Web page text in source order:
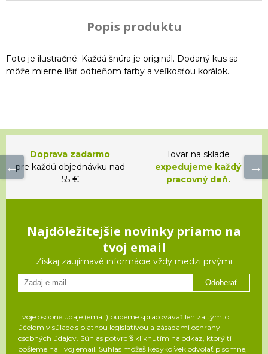
Popis produktu
Foto je ilustračné. Každá šnúra je originál. Dodaný kus sa
môže mierne líšiť odtieňom farby a veľkosťou korálok.
Doprava zadarmo
pre každú objednávku nad
55 €
Tovar na sklade
expedujeme každý
pracovný deň.
Najdôležitejšie novinky priamo na
tvoj email
Získaj zaujímavé informácie vždy medzi prvými
Odoberať
Tvoje osobné údaje (email) budeme spracovávať len za týmto
účelom v súlade s platnou legislatívou a zásadami ochrany
osobných údajov. Súhlas potvrdíš kliknutím na odkaz, ktorý ti
pošleme na Tvoj email. Súhlas môžeš kedykoľvek odvolať písomne,